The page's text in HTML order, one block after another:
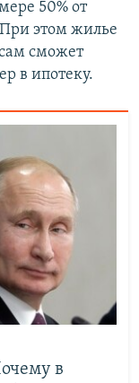
50% от
этом жилье
сможет
в ипотеку.
в